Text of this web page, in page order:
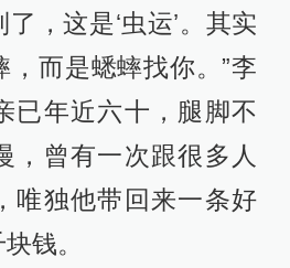
，这是‘虫运’。其实
，而是蟋蟀找你。”李
已年近六十，腿脚不
，曾有一次跟很多人
唯独他带回来一条好
钱。